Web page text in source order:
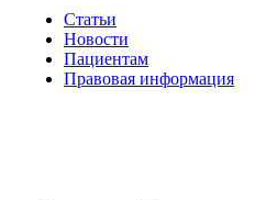
Статьи
Новости
Пациентам
Правовая информация